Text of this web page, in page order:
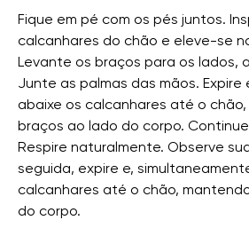
Fique em pé com os pés juntos.
calcanhares do chão e eleve-se
Levante os braços para os lados,
Junte as palmas das mãos. Expire
abaixe os calcanhares até o
braços ao lado do corpo.
Respire naturalmente. Observe
seguida, expire e,
calcanhares até o chão,
do corpo.